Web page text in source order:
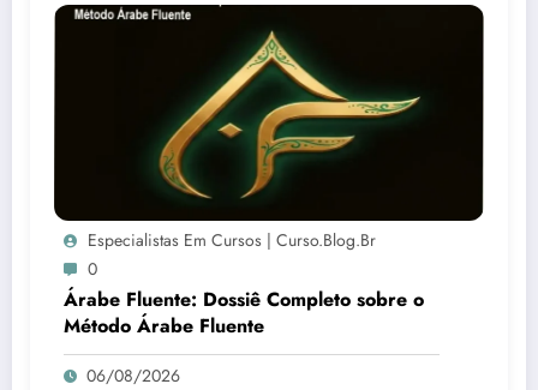
Especialistas Em Cursos | Curso.blog.br
0
Árabe Fluente: Dossiê Completo sobre o
Método Árabe Fluente
06/08/2026